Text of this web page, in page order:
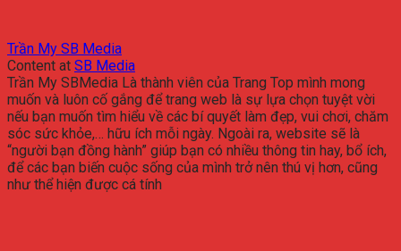
Trần My SB Media
Content at SB Media
Trần My SBMedia Là thành viên của Trang Top mình mong
muốn và luôn cố gắng để trang web là sự lựa chọn tuyệt vời
nếu bạn muốn tìm hiểu về các bí quyết làm đẹp, vui chơi, chăm
sóc sức khỏe,… hữu ích mỗi ngày. Ngoài ra, website sẽ là
“người bạn đồng hành” giúp bạn có nhiều thông tin hay, bổ ích,
để các bạn biến cuộc sống của mình trở nên thú vị hơn, cũng
như thể hiện được cá tính